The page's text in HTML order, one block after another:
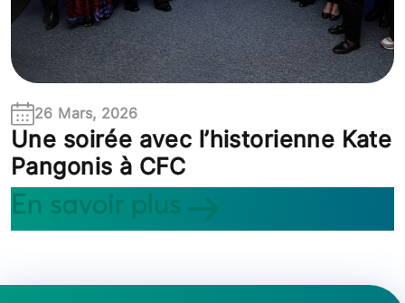
26 Mars, 2026
Une soirée avec l’historienne Kate
Pangonis à CFC
En savoir plus